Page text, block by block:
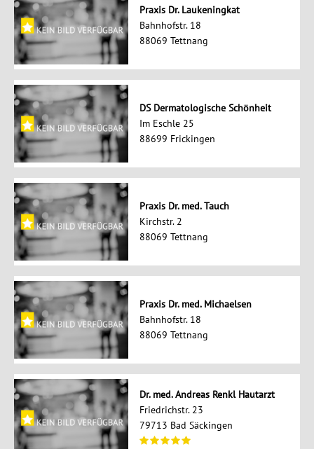
Praxis Dr. Laukeningkat
Bahnhofstr. 18
88069 Tettnang
DS Dermatologische Schönheit
Im Eschle 25
88699 Frickingen
Praxis Dr. med. Tauch
Kirchstr. 2
88069 Tettnang
Praxis Dr. med. Michaelsen
Bahnhofstr. 18
88069 Tettnang
Dr. med. Andreas Renkl Hautarzt
Friedrichstr. 23
79713 Bad Säckingen